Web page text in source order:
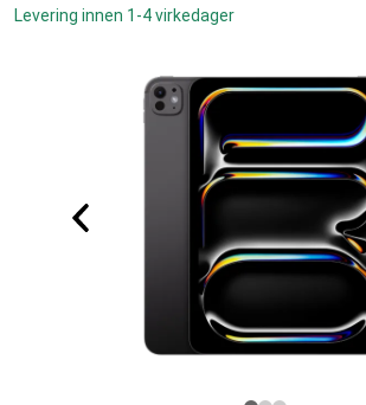
Levering innen 1-4 virkedager